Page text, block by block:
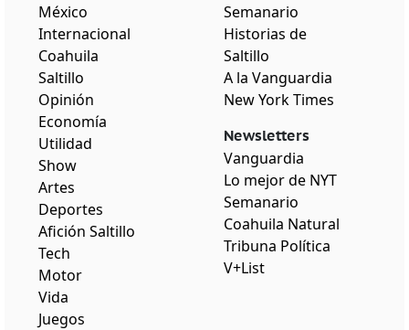
México
Internacional
Coahuila
Saltillo
Opinión
Economía
Utilidad
Show
Artes
Deportes
Afición Saltillo
Tech
Motor
Vida
Juegos
Semanario
Historias de
Saltillo
A la Vanguardia
New York Times
Newsletters
Vanguardia
Lo mejor de NYT
Semanario
Coahuila Natural
Tribuna Política
V+List